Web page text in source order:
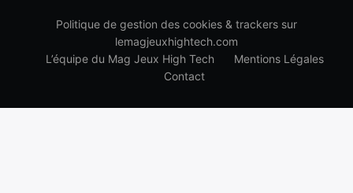
Politique de gestion des cookies & trackers sur
lemagjeuxhightech.com
L’équipe du Mag Jeux High Tech
Mentions Légales
Contact